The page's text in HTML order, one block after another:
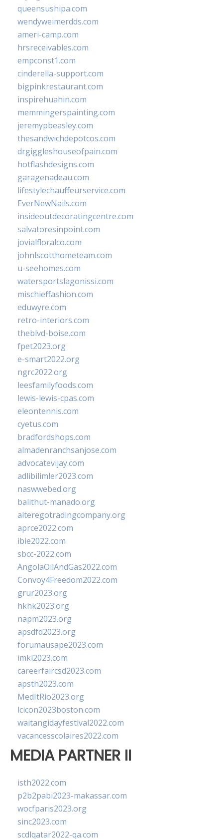
queensushipa.com
wendyweimerdds.com
ameri-camp.com
hrsreceivables.com
empconst1.com
cinderella-support.com
bigpinkrestaurant.com
inspirehuahin.com
memmingerspainting.com
jeremypbeasley.com
thesandwichdepotcos.com
drgiggleshouseofpain.com
hotflashdesigns.com
garagenadeau.com
lifestylechauffeurservice.com
EverNewNails.com
insideoutdecoratingcentre.com
salvatoresinpoint.com
jovialfloralco.com
johnlscotthometeam.com
u-seehomes.com
watersportslagonissi.com
mischieffashion.com
eduwyre.com
retro-interiors.com
theblvd-boise.com
fpet2023.org
e-smart2022.org
ngrc2022.org
leesfamilyfoods.com
lewis-lewis-cpas.com
eleontennis.com
cyetus.com
bradfordshops.com
almadenranchsanjose.com
advocatevijay.com
adlibilimler2023.com
naswwebed.org
balithut-manado.org
alteregotradingcompany.org
aprce2022.com
ibie2022.com
sbcc-2022.com
AngolaOilAndGas2022.com
Convoy4Freedom2022.com
grur2023.org
hkhk2023.org
napm2023.org
apsdfd2023.org
forumausape2023.com
imkl2023.com
careerfaircsd2023.com
apsth2023.com
MedItRio2023.org
lcicon2023boston.com
waitangidayfestival2022.com
vacancesscolaires2022.com
MEDIA PARTNER II
isth2022.com
p2b2pabi2023-makassar.com
wocfparis2023.org
sinc2023.com
scdlqatar2022-qa.com